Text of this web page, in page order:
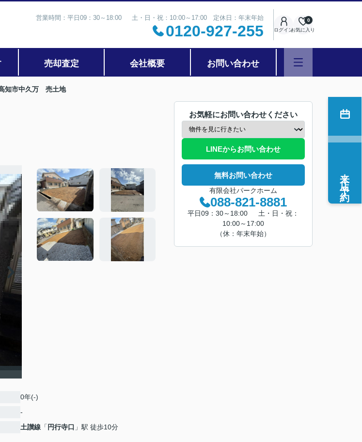
営業時間：平日09：30～18:00 土・日・祝：10:00～17:00 定休日：年末年始
0120-927-255 ログインお気に入り
0
売却査定 会社概要 お問い合わせ
知市中久万 売土地
0年(-)
-
土讃線 「 円行寺口 」駅 徒歩10分
お気軽にお問い合わせください
LINEからお問い合わせ
無料お問い合わせ
有限会社パークホーム
088-821-8881
平日09：30～18:00 土・日・祝：
10:00～17:00
（休：年末年始）
来店予約